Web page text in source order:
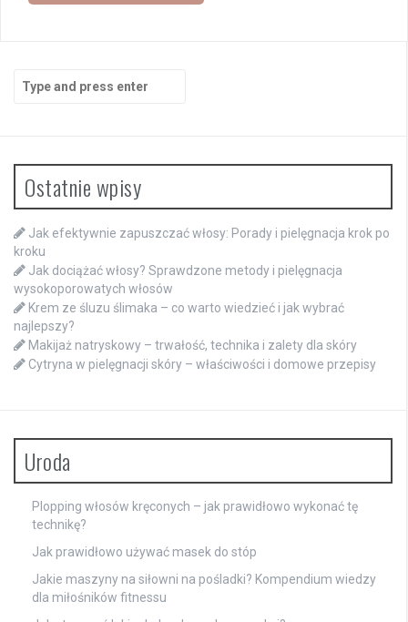
Search
for:
Ostatnie wpisy
Jak efektywnie zapuszczać włosy: Porady i pielęgnacja krok po
kroku
Jak dociążać włosy? Sprawdzone metody i pielęgnacja
wysokoporowatych włosów
Krem ze śluzu ślimaka – co warto wiedzieć i jak wybrać
najlepszy?
Makijaż natryskowy – trwałość, technika i zalety dla skóry
Cytryna w pielęgnacji skóry – właściwości i domowe przepisy
Uroda
Plopping włosów kręconych – jak prawidłowo wykonać tę
technikę?
Jak prawidłowo używać masek do stóp
Jakie maszyny na siłowni na pośladki? Kompendium wiedzy
dla miłośników fitnessu